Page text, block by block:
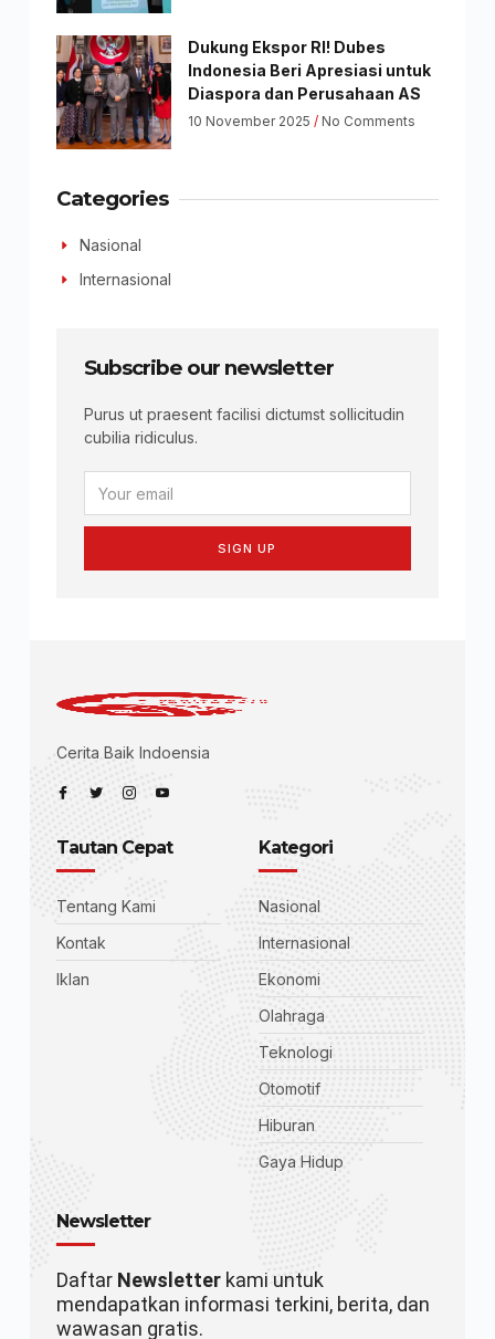
Dukung Ekspor RI! Dubes
Indonesia Beri Apresiasi untuk
Diaspora dan Perusahaan AS
10 November 2025 No Comments
Categories
Nasional
Internasional
Subscribe our newsletter
Purus ut praesent facilisi dictumst sollicitudin
cubilia ridiculus.
SIGN UP
Cerita Baik Indoensia
Tautan Cepat
Tentang Kami
Kontak
Iklan
Kategori
Nasional
Internasional
Ekonomi
Olahraga
Teknologi
Otomotif
Hiburan
Gaya Hidup
Newsletter
Daftar Newsletterkami untuk
mendapatkan informasi terkini, berita, dan
wawasan gratis.